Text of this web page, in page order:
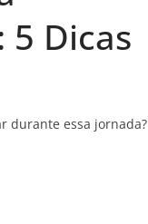
Dicas
durante essa jornada?